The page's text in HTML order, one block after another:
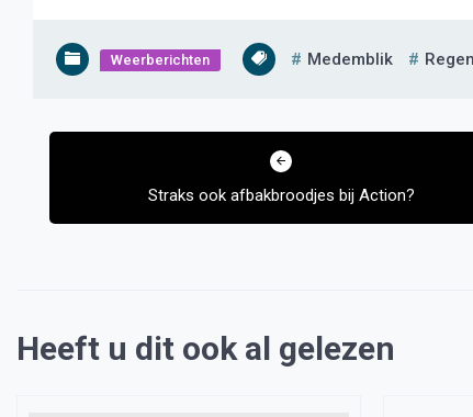
Weerberichten Medemblik Regen
Bericht
Straks ook afbakbroodjes bij Action?
Heeft u dit ook al gelezen